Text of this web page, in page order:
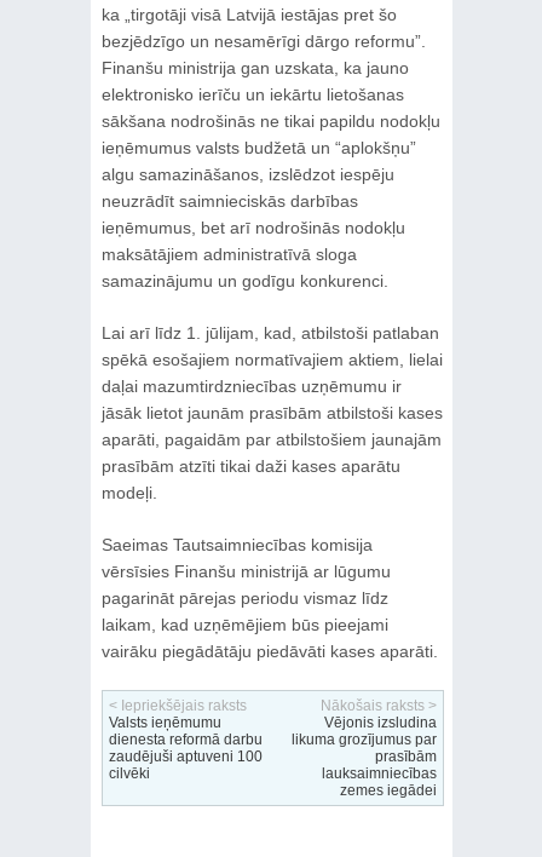
ka „tirgotāji visā Latvijā iestājas pret šo
bezjēdzīgo un nesamērīgi dārgo reformu”.
Finanšu ministrija gan uzskata, ka jauno
elektronisko ierīču un iekārtu lietošanas
sākšana nodrošinās ne tikai papildu nodokļu
ieņēmumus valsts budžetā un “aplokšņu”
algu samazināšanos, izslēdzot iespēju
neuzrādīt saimnieciskās darbības
ieņēmumus, bet arī nodrošinās nodokļu
maksātājiem administratīvā sloga
samazinājumu un godīgu konkurenci.
Lai arī līdz 1. jūlijam, kad, atbilstoši patlaban
spēkā esošajiem normatīvajiem aktiem, lielai
daļai mazumtirdzniecības uzņēmumu ir
jāsāk lietot jaunām prasībām atbilstoši kases
aparāti, pagaidām par atbilstošiem jaunajām
prasībām atzīti tikai daži kases aparātu
modeļi.
Saeimas Tautsaimniecības komisija
vērsīsies Finanšu ministrijā ar lūgumu
pagarināt pārejas periodu vismaz līdz
laikam, kad uzņēmējiem būs pieejami
vairāku piegādātāju piedāvāti kases aparāti.
< Iepriekšējais raksts
Valsts ieņēmumu
dienesta reformā darbu
zaudējuši aptuveni 100
cilvēki
Nākošais raksts >
Vējonis izsludina
likuma grozījumus par
prasībām
lauksaimniecības
zemes iegādei